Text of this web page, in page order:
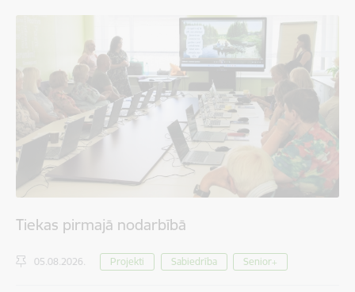
Tiekas pirmajā nodarbībā
05.08.2026. Projekti Sabiedrība Senior+